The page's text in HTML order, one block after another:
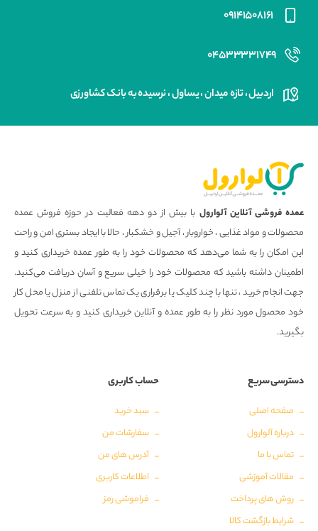
۰۹۱۴۱۵۰۸۱۶۱
۰۴۵۳۳۳۳۱۷۴۹
اردبیل ، تازه میدان ، یساول ، نرسیده به بانک کشاورزی
عمده فروشی آنلاین آلوارول با بیش از دو دهه فعالیت در حوزه فروش عمده
محصولات و مواد غذایی ، خواروبار ، آجیل و خشکبار ، حالا با ایجاد بستری امن و راحت
این امکان را به شما می‌دهد که محصولات خود را به طور عمده خریداری کنید و
اطمینان داشته باشید که محصولات خود را خیلی سریع و آسان دریافت می‌کنید.
جهت انجام خرید ، تنها با چند کلیک یا برقراری یک تماس تلفنی از منزل یا محل کار
خود محصول مورد نظر را به طور عمده و آنلاین خریداری کنید و به سرعت تحویل
بگیرید.
دسترسی سریع
صفحه اصلی
درباره آلوارول
تماس با ما
مقالات آموزشی
روش های پرداخت
شرایط بازگشت کالا
حساب کاربری
سبد خرید
سفارشات من
آدرس های من
اطلاعات کاربری
فراموشی رمز